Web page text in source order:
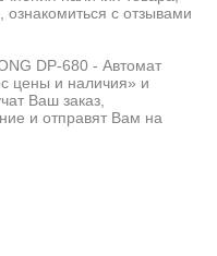
ознакомиться с отзывами
DP-680 - Автомат
цены и наличия» и
Ваш заказ,
и отправят Вам на